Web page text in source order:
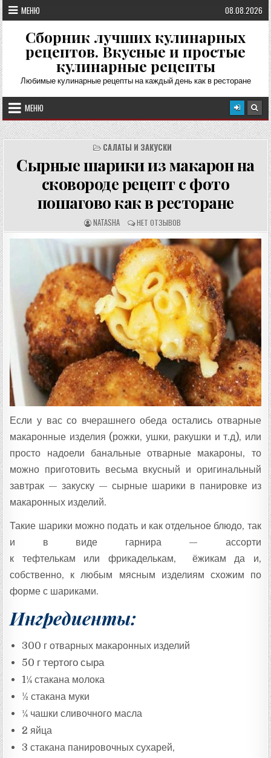
Перейти
к
содержимому
МЕНЮ 08.08.2026
Сборник лучших кулинарных
рецептов. Вкусные и простые
кулинарные рецепты
Любимые кулинарные рецепты на каждый день как в ресторане
МЕНЮ
САЛАТЫ И ЗАКУСКИ
Сырные шарики из макарон на
сковороде рецепт с фото
пошагово как в ресторане
А
В
Т
О
Р
Р
Е
Ц
Е
П
Т
А
:
NATASHA О
Т
З
Ы
В
Ы
:
НЕТ ОТЗЫВОВ
Если у вас со вчерашнего обеда остались отварные
макаронные изделия (рожки, ушки, ракушки и т.д), или
просто надоели банальные отварные макароны, то
можно приготовить весьма вкусный и оригинальный
завтрак — закуску — сырные шарики в панировке из
макаронных изделий.
Такие шарики можно подать и как отдельное блюдо, так
и в виде гарнира — ассорти
к тефтелькам или фрикаделькам, ёжикам да и,
собственно, к любым мясным изделиям схожим по
форме с шариками.
Ингредиенты:
300 г отварных макаронных изделий
50 г тертого сыра
1¼ стакана молока
½ стакана муки
¼ чашки сливочного масла
2 яйца
3 стакана панировочных сухарей,